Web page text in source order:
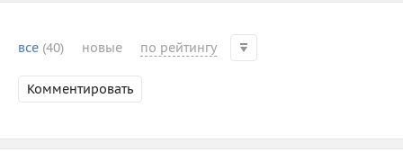
все (40) новые по рейтингу
Комментировать